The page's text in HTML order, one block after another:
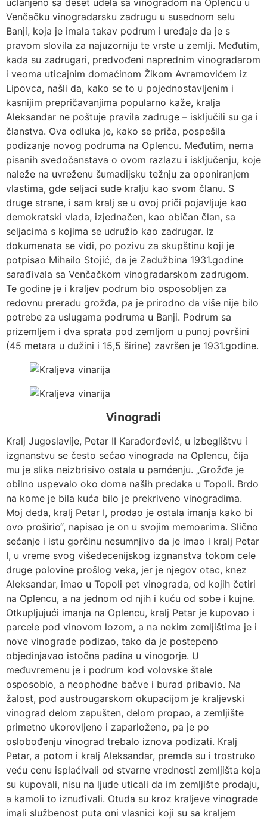
Venčačku vinogradarsku zadrugu u susednom selu
Banji, koja je imala takav podrum i uređaje da je s
pravom slovila za najuzorniju te vrste u zemlji. Međutim,
kada su zadrugari, predvođeni naprednim vinogradarom
i veoma uticajnim domaćinom Žikom Avramovićem iz
Lipovca, našli da, kako se to u pojednostavljenim i
kasnijim prepričavanjima popularno kaže, kralja
Aleksandar ne poštuje pravila zadruge – isključili su ga i
članstva. Ova odluka je, kako se priča, pospešila
podizanje novog podruma na Oplencu. Međutim, nema
pisanih svedočanstava o ovom razlazu i isključenju, koje
naleže na uvreženu šumadijsku težnju za oponiranjem
vlastima, gde seljaci sude kralju kao svom članu. S
druge strane, i sam kralj se u ovoj priči pojavljuje kao
demokratski vlada, izjednačen, kao običan član, sa
seljacima s kojima se udružio kao zadrugar. Iz
dokumenata se vidi, po pozivu za skupštinu koji je
potpisao Mihailo Stojić, da je Zadužbina 1931.godine
sarađivala sa Venčačkom vinogradarskom zadrugom.
Te godine je i kraljev podrum bio osposobljen za
redovnu preradu grožđa, pa je prirodno da više nije bilo
potrebe za uslugama podruma u Banji. Podrum sa
prizemljem i dva sprata pod zemljom u punoj površini
(45 metara u dužini i 15,5 širine) završen je 1931.godine.
Vinogradi
Kralj Jugoslavije, Petar II Кarađorđević, u izbeglištvu i
izgnanstvu se često sećao vinograda na Oplencu, čija
mu je slika neizbrisivo ostala u pamćenju. „Grožđe je
obilno uspevalo oko doma naših predaka u Topoli. Brdo
na kome je bila kuća bilo je prekriveno vinogradima.
Moj deda, kralj Petar I, prodao je ostala imanja kako bi
ovo proširio“, napisao je on u svojim memoarima. Slično
sećanje i istu gorčinu nesumnjivo da je imao i kralj Petar
I, u vreme svog višedecenijskog izgnanstva tokom cele
druge polovine prošlog veka, jer je njegov otac, knez
Aleksandar, imao u Topoli pet vinograda, od kojih četiri
na Oplencu, a na jednom od njih i kuću od sobe i kujne.
Otkupljujući imanja na Oplencu, kralj Petar je kupovao i
parcele pod vinovom lozom, a na nekim zemljištima je i
nove vinograde podizao, tako da je postepeno
objedinjavao istočna padina u vinogorje. U
međuvremenu je i podrum kod volovske štale
osposobio, a neophodne bačve i burad pribavio. Na
žalost, pod austrougarskom okupacijom je kraljevski
vinograd delom zapušten, delom propao, a zemljište
primetno ukorovljeno i zaparloženo, pa je po
oslobođenju vinograd trebalo iznova podizati. Кralj
Petar, a potom i kralj Aleksandar, premda su i trostruko
veću cenu isplaćivali od stvarne vrednosti zemljišta koja
su kupovali, nisu na ljude uticali da im zemljište prodaju,
a kamoli to iznuđivali. Otuda su kroz kraljeve vinograde
imali službenost puta oni vlasnici koji su sa kraljem